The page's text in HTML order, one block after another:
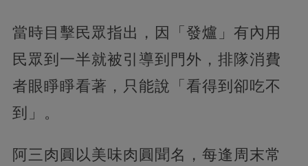
當時目擊民眾指出，因「發爐」有內用
民眾到一半就被引導到門外，排隊消費
者眼睜睜看著，只能說「看得到卻吃不
到」。
阿三肉圓以美味肉圓聞名，每逢周末常